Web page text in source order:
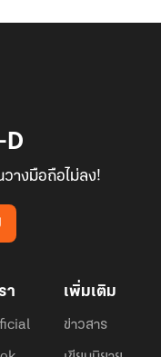
D
างมือถือไม่ลง!
า เพิ่มเติม
ข่าวสาร